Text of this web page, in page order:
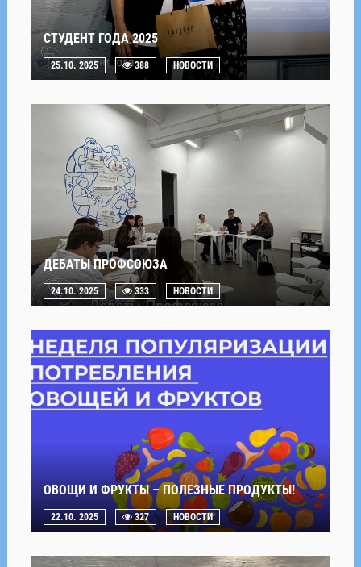
СТУДЕНТ ГОДА 2025
25.10. 2025 388 НОВОСТИ
ДЕБАТЫ ПРОФСОЮЗА
24.10. 2025 333 НОВОСТИ
ОВОЩИ И ФРУКТЫ – ПОЛЕЗНЫЕ ПРОДУКТЫ!
22.10. 2025 327 НОВОСТИ